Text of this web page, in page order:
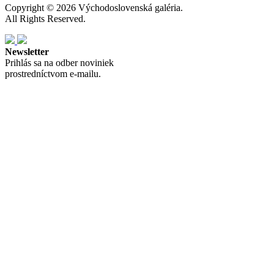
Copyright © 2026 Východoslovenská galéria.
All Rights Reserved.
Newsletter
Prihlás sa na odber noviniek
prostredníctvom e-mailu.